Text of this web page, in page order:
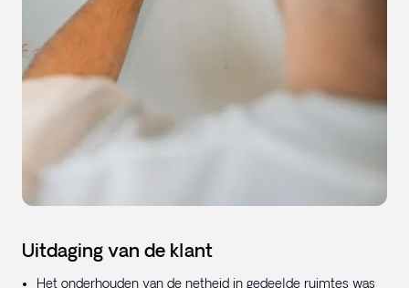
Uitdaging van de klant
Het onderhouden van de netheid in gedeelde ruimtes was